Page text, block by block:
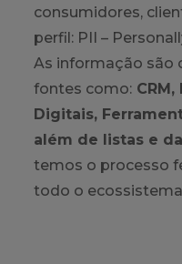
consumidores,
perfil: PII –
As informação são
fontes como:CRM,
Digitais,
além de listas e
temos o processo
todo o